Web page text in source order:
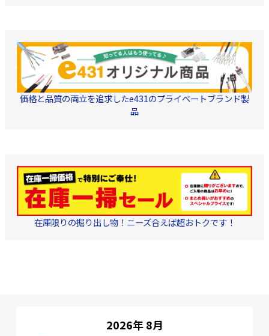
価格と品質の両立を追求したe431のプライベートブランド製
品
在庫限りの掘り出し物！ニーズ合えば超おトクです！
2026年 8月